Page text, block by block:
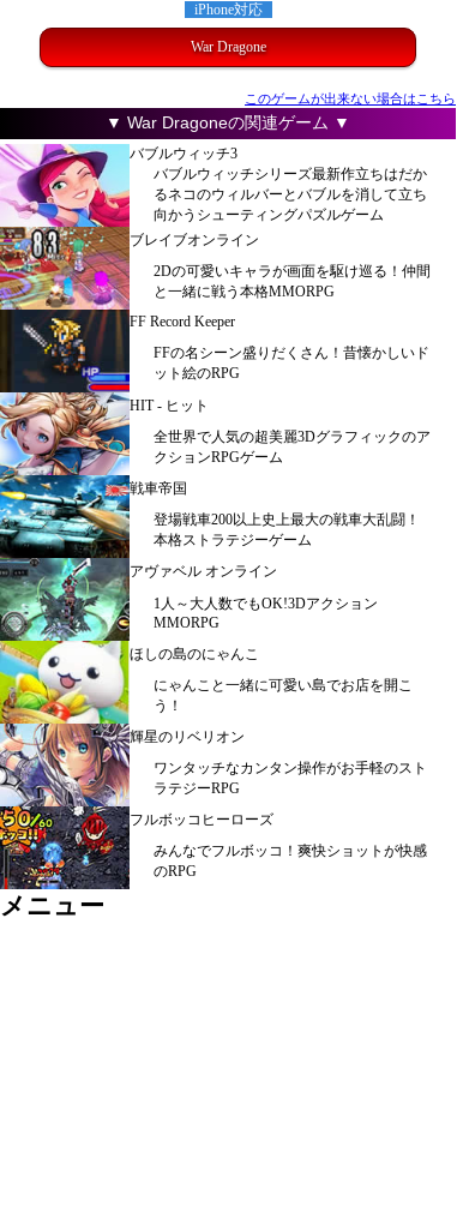
iPhone対応
War Dragone
このゲームが出来ない場合はこちら
▼ War Dragoneの関連ゲーム ▼
バブルウィッチ3
バブルウィッチシリーズ最新作立ちはだか
るネコのウィルバーとバブルを消して立ち
向かうシューティングパズルゲーム
ブレイブオンライン
2Dの可愛いキャラが画面を駆け巡る！仲間
と一緒に戦う本格MMORPG
FF Record Keeper
FFの名シーン盛りだくさん！昔懐かしいド
ット絵のRPG
HIT - ヒット
全世界で人気の超美麗3Dグラフィックのア
クションRPGゲーム
戦車帝国
登場戦車200以上史上最大の戦車大乱闘！
本格ストラテジーゲーム
アヴァベル オンライン
1人～大人数でもOK!3Dアクション
MMORPG
ほしの島のにゃんこ
にゃんこと一緒に可愛い島でお店を開こ
う！
輝星のリベリオン
ワンタッチなカンタン操作がお手軽のスト
ラテジーRPG
フルボッコヒーローズ
みんなでフルボッコ！爽快ショットが快感
のRPG
メニュー